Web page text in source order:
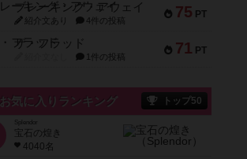
75 PT
ブレーキング・アウェイ
紹介文あり 4件の投稿
71 PT
ザ・フラッド
1件の投稿
お気に入りランキング トップ50
宝石の煌き
4040名